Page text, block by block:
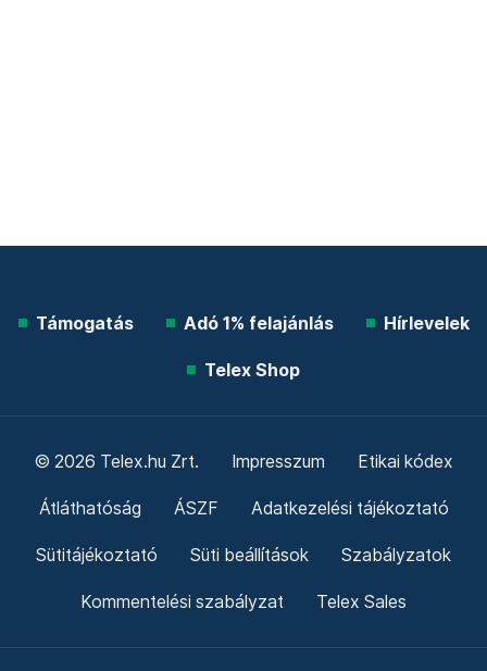
Támogatás Adó 1% felajánlás Hírlevelek
Telex Shop
© 2026 Telex.hu Zrt. Impresszum Etikai kódex
Átláthatóság ÁSZF Adatkezelési tájékoztató
Sütitájékoztató Süti beállítások Szabályzatok
Kommentelési szabályzat Telex Sales